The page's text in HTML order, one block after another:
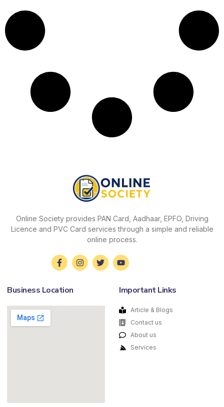
Online Society provides PAN Card, Aadhaar, EPFO, Driving
Licence and PVC Card services through a simple and reliable
online process.
Business Location Important Links
Article & Blogs
Contact us
About us
Services